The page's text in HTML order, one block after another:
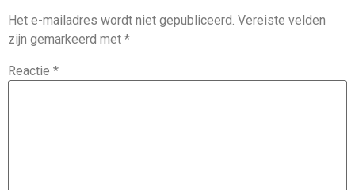
Het e-mailadres wordt niet gepubliceerd. Vereiste velden
zijn gemarkeerd met *
Reactie *